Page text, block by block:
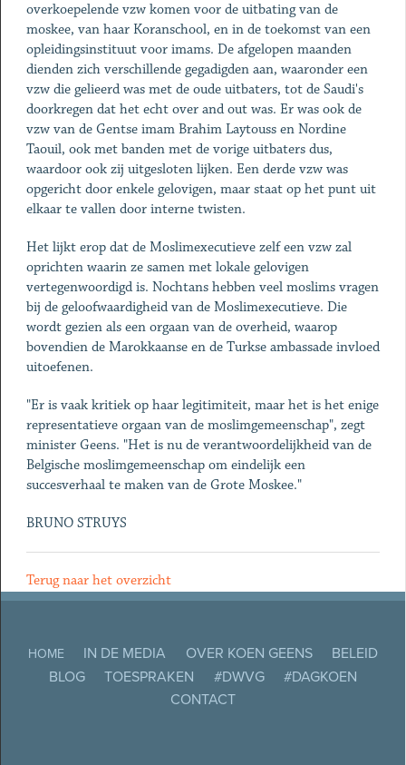
overkoepelende vzw komen voor de uitbating van de
moskee, van haar Koranschool, en in de toekomst van een
opleidingsinstituut voor imams. De afgelopen maanden
dienden zich verschillende gegadigden aan, waaronder een
vzw die gelieerd was met de oude uitbaters, tot de Saudi's
doorkregen dat het echt over and out was. Er was ook de
vzw van de Gentse imam Brahim Laytouss en Nordine
Taouil, ook met banden met de vorige uitbaters dus,
waardoor ook zij uitgesloten lijken. Een derde vzw was
opgericht door enkele gelovigen, maar staat op het punt uit
elkaar te vallen door interne twisten.
Het lijkt erop dat de Moslimexecutieve zelf een vzw zal
oprichten waarin ze samen met lokale gelovigen
vertegenwoordigd is. Nochtans hebben veel moslims vragen
bij de geloofwaardigheid van de Moslimexecutieve. Die
wordt gezien als een orgaan van de overheid, waarop
bovendien de Marokkaanse en de Turkse ambassade invloed
uitoefenen.
"Er is vaak kritiek op haar legitimiteit, maar het is het enige
representatieve orgaan van de moslimgemeenschap", zegt
minister Geens. "Het is nu de verantwoordelijkheid van de
Belgische moslimgemeenschap om eindelijk een
succesverhaal te maken van de Grote Moskee."
BRUNO STRUYS
Terug naar het overzicht
HOME IN DE MEDIA OVER KOEN GEENS
BELEID
BLOG
TOESPRAKEN #DWVG
#DAGKOEN
CONTACT